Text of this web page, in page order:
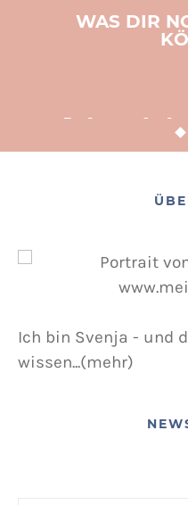
WAS DIR
POSTED
Ich bin Svenja - und
wissen...(mehr)